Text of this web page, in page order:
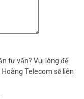
tư vấn? Vui lòng để
Telecom sẽ liên